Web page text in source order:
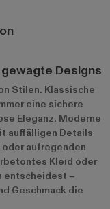
Designs
Stilen. Klassische
eine sichere
Eleganz. Moderne
auffälligen Details
aufregenden
Kleid oder
entscheidest –
Geschmack die